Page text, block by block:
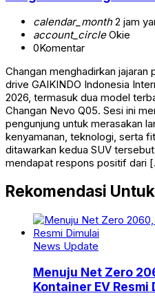
calendar_month2 jam
account_circleOkie
0Komentar
Changan menghadirkan
drive GAIKINDO Indonesia
2026, termasuk dua model
Changan Nevo Q05. Sesi ini
pengunjung untuk merasakan
kenyamanan, teknologi, serta
ditawarkan kedua SUV
mendapat respons positif dari
Rekomendasi
News Update
Menuju Net Zero
Kontainer EV Resmi